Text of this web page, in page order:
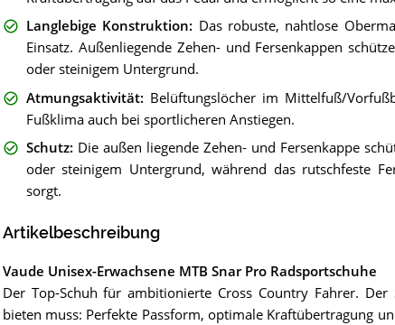
Langlebige Konstruktion: Das robuste, nahtlose
Einsatz. Außenliegende Zehen- und Fersenkappen
oder steinigem Untergrund.
Atmungsaktivität: Belüftungslöcher im Mittelfuß/
Fußklima auch bei sportlicheren Anstiegen.
Schutz: Die außen liegende Zehen- und Fersenkappe
oder steinigem Untergrund, während das rutschfeste
sorgt.
Artikelbeschreibung
Vaude Unisex-Erwachsene MTB Snar Pro Radsportschuhe
Der Top-Schuh für ambitionierte Cross Country Fahrer.
bieten muss: Perfekte Passform, optimale Kraftübertragung